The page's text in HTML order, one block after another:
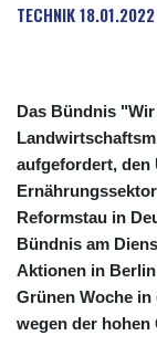
TECHNIK18.01.2022
Das Bündnis
aufgefordert, den
Reformstau in
Bündnis am
Aktionen in
Grünen Woche
wegen der